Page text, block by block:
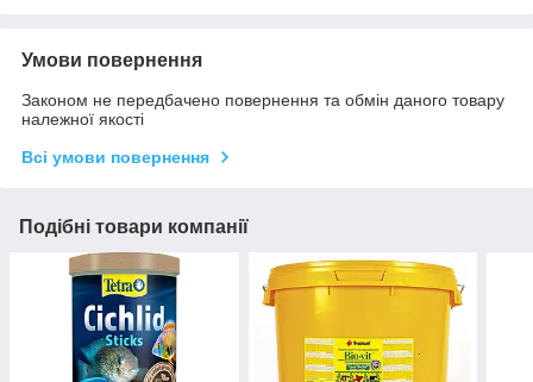
Умови повернення
Законом не передбачено повернення та обмін даного товару
належної якості
Всі умови повернення
Подібні товари компанії